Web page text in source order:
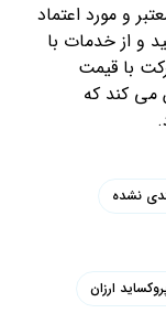
و مورد اعتماد
و از خدمات با
با قیمت
می کند که
نشده
ارزان